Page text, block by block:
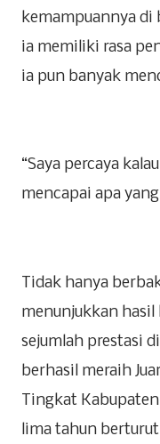
kemampuannya di
ia memiliki rasa
ia pun banyak
“Saya percaya
mencapai apa
Tidak hanya
menunjukkan hasil
sejumlah prestasi
berhasil meraih
Tingkat
lima tahun